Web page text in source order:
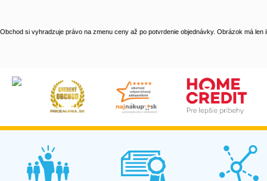
Obchod si vyhradzuje právo na zmenu ceny až po potvrdenie objednávky. Obrázok má len